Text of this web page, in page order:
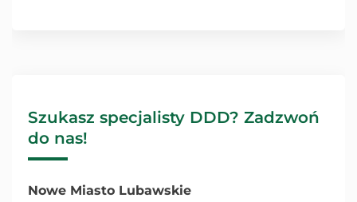
Szukasz specjalisty DDD? Zadzwoń
do nas!
Nowe Miasto Lubawskie